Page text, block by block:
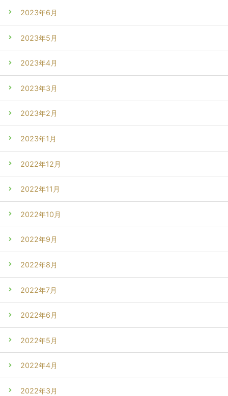
2023年6月
2023年5月
2023年4月
2023年3月
2023年2月
2023年1月
2022年12月
2022年11月
2022年10月
2022年9月
2022年8月
2022年7月
2022年6月
2022年5月
2022年4月
2022年3月